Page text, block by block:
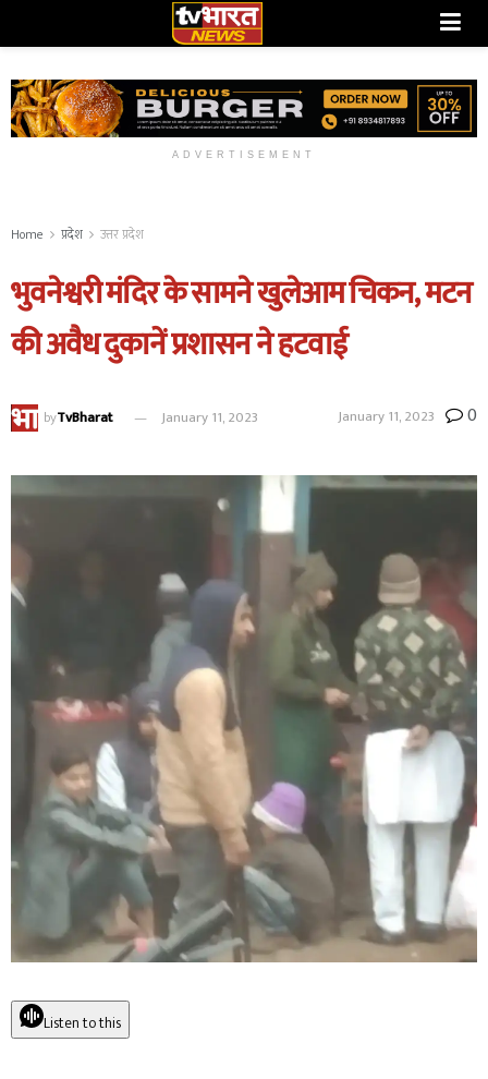
ADVERTISEMENT
Home प्रदेश उत्तर प्रदेश
भुवनेश्वरी मंदिर के सामने खुलेआम चिकन, मटन
की अवैध दुकानें प्रशासन ने हटवाई
byTvBharat January 11, 2023 January 11, 2023 0
Listen to this